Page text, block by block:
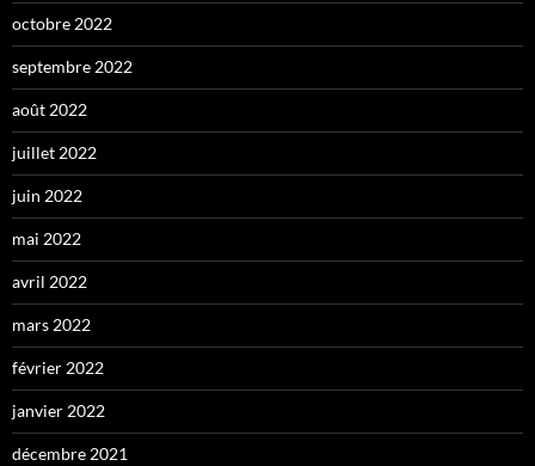
octobre 2022
septembre 2022
août 2022
juillet 2022
juin 2022
mai 2022
avril 2022
mars 2022
février 2022
janvier 2022
décembre 2021